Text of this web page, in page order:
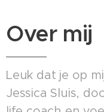
Over mij
Leuk dat je op
Jessica Sluis,